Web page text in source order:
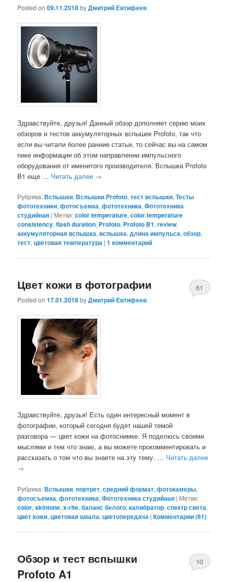
Posted on09.11.2018byДмитрий Евтифеев
Здравствуйте, друзья! Данный обзор дополняет серию моих
обзоров и тестов аккумуляторных вспышек Profoto, так что
если вы читали более ранние статьи, то сейчас вы на самом
пике информации об этом направлении импульсного
оборудования от именитого производителя. Вспышка Profoto
B1 еще … Читать далее →
Рубрика:Вспышки,Вспышки Profoto,тест вспышки,Тесты
фототехники,фотосъемка,фототехника,Фототехника
студийная | Метки:color temperature,color temperature
consistency,flash duration, Profoto, Profoto B1,review,
аккумуляторная вспышка,вспышка,длина импульса,обзор,
тест,цветовая температура |1 комментарий
Цвет кожи в фотографии
Posted on17.01.2018byДмитрий Евтифеев
61
Здравствуйте, друзья! Есть один интересный момент в
фотографии, который сегодня будет нашей темой
разговора — цвет кожи на фотоснимке. Я поделюсь своими
мыслями и тем что знаю, а вы можете прокомментировать и
рассказать о том что вы знаете на эту тему. … Читать далее
→
Рубрика:Вспышки,портрет,средний формат,фотокамеры,
фотосъемка,фототехника,Фототехника студийная | Метки:
color,skintone,x-rite,баланс белого,калибратор,спектр света,
цвет кожи,цветовая шкала,цветопередача |Комментарии (61)
Обзор и тест вспышки
Profoto A1
10